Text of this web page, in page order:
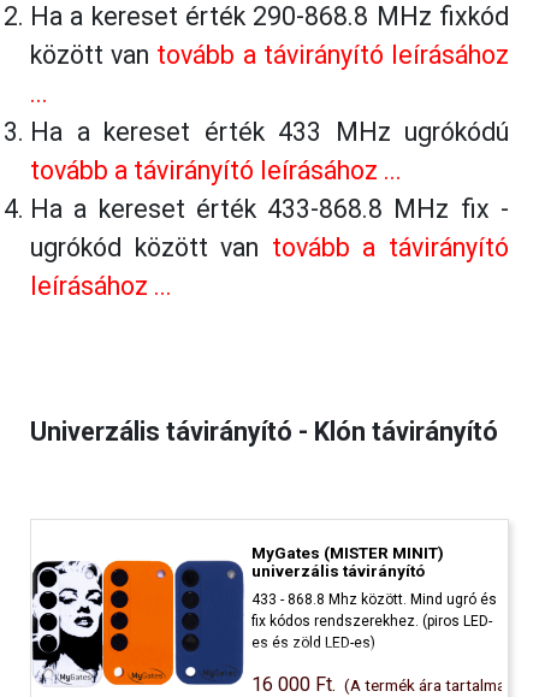
Ha a kereset érték 290-868.8 MHz fixkód
között van tovább a távirányító leírásához
...
Ha a kereset érték 433 MHz ugrókódú
tovább a távirányító leírásához ...
Ha a kereset érték 433-868.8 MHz fix -
ugrókód között van tovább a távirányító
leírásához ...
Univerzális távirányító - Klón távirányító
MyGates (MISTER MINIT)
univerzális távirányító
433 - 868.8 Mhz között. Mind ugró és
fix kódos rendszerekhez. (piros LED-
es és zöld LED-es)
16 000 Ft. (A termék ára tartalmazza